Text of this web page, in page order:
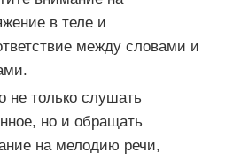
в теле и
между словами и
не только слушать
но и обращать
на мелодию речи,